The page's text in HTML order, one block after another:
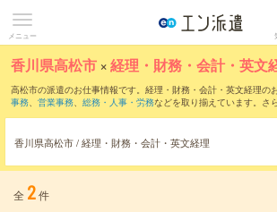
メニュー
香川県高松市 ×経理・財務・会計・英文
高松市の派遣のお仕事情報です。経理・財務・会計・英文経理の
事務、 営業事務、 総務・人事・労務などを取り揃えています。さら
香川県高松市 / 経理・財務・会計・英文経理
全 2件